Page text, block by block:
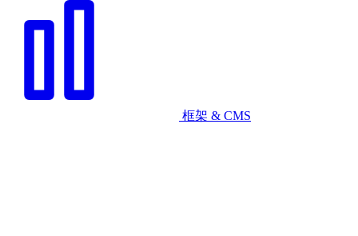
框架 & CMS